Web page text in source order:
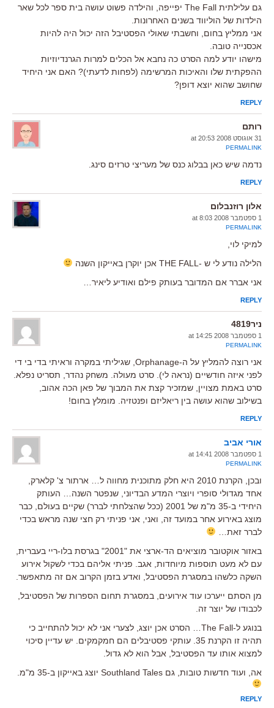
גם עלילתית The Fall יפייפה, והילדה פשוט עושה בית ספר לכל שאר
הילדות של הוליווד בשנים האחרונות.
אני ממליץ בחום, וחשבתי שאולי הפסטיבל הזה יכול היה להיות
אכסנייה טובה.
מישהו יודע למה הסרט כה נחבא אל הכלים למרות הגרנדיוזיות
ההפקתית שלו והאיכות המרשימה (לפחות לדעתי)? האם אני היחיד
שחושב שהוא יוצא דופן?
REPLY
רותם
31 אוגוסט 2008 at 20:53
PERMALINK
נדמה שיש כאן בבלוג כנס של מעריצי טרזים סינג.
REPLY
אלון רוזנבלום
1 ספטמבר 2008 at 8:03
PERMALINK
למיקי לוי,
הלילה נודע לי ש -THE FALL אכן יוקרן באייקון השנה
אני אברר אם המדובר בעותק פילם ואודיע ליאיר…
REPLY
ניר4819
1 ספטמבר 2008 at 14:25
PERMALINK
אני רוצה להמליץ על ה-Orphanage, שגיליתי במקרה וראיתי בדי בי די
לפני איזה חודשיים (נראה לי). סרט מעולה. משחק נהדר, תסריט נפלא.
סרט באמת מצויין, שמזכיר קצת את המבוך של פאן הכה אהוב,
בשילוב שהוא עושה בין ריאליזם ופנטזיה. מומלץ בחום!
REPLY
אורי אביב
1 ספטמבר 2008 at 14:41
PERMALINK
ובכן, הקרנת 2010 היא חלק מתוכנית מחווה ל… ארתור צ' קלארק,
אחד מגדולי סופרי ויוצרי המדע הבדיוני, שנפטר השנה… העותק
היחידי ב-35 מ"מ של 2001 (ככל שהצלחתי לברר) שקיים בעולם, כבר
מוצג באירוע אחר במועד זה, ואני, אני פניתי רק חצי שנה מראש בכדי
לברר זאת…
באזור אוקטובר מוציאים הד-ארצי את "2001" בגרסת בלו-ריי בעברית,
עם לא מעט תוספות מיוחדות, אגב. פניתי אליהם בכדי לשקול אירוע
השקה כלשהו במסגרת הפסטיבל, ואדע בזמן הקרוב אם זה מתאפשר.
מן הסתם ייערכו עוד אירועים, במסגרת תחום הספרות של הפסטיבל,
לכבודו של יוצר זה.
בנוגע ל-The Fall… הסרט אכן יוצג, לצערי אני לא יכול להתחייב כי
תהיה זו הקרנת 35. עותקי פסטיבלים הם חמקמקים. יש עדיין סיכוי
למצוא אותו עד הפסטיבל, אבל הוא לא גדול.
אה, ועוד חדשות טובות, גם Southland Tales יוצג באייקון ב-35 מ"מ.
REPLY